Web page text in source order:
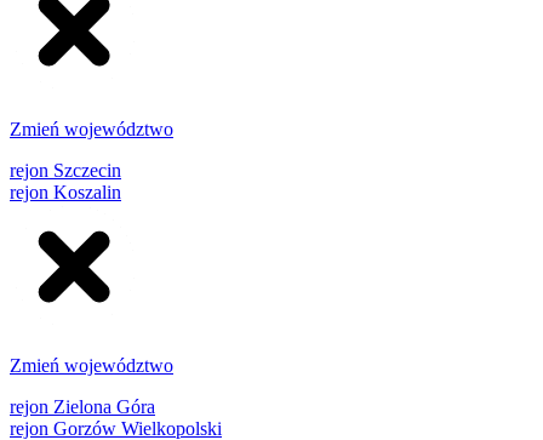
Zmień województwo
rejon Szczecin
rejon Koszalin
Zmień województwo
rejon Zielona Góra
rejon Gorzów Wielkopolski